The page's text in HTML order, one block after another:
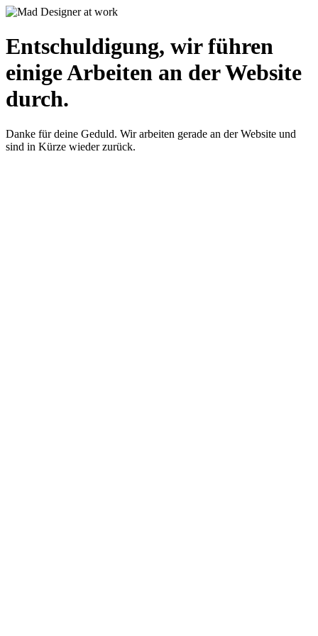
Entschuldigung, wir führen
einige Arbeiten an der Website
durch.
Danke für deine Geduld. Wir arbeiten gerade an der Website und
sind in Kürze wieder zurück.